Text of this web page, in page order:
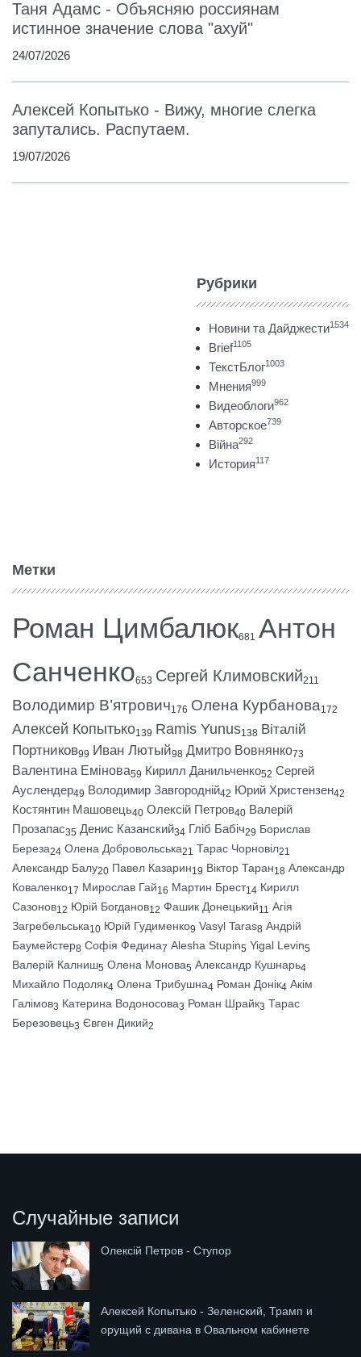
Таня Адамс - Объясняю россиянам
истинное значение слова "ахуй"
24/07/2026
Алексей Копытько - Вижу, многие слегка
запутались. Распутаем.
19/07/2026
Рубрики
Новини та Дайджести1534
Brief1105
ТекстБлог1003
Мнения999
Видеоблоги962
Авторское739
Війна292
История117
Метки
Роман Цимбалюк681 Антон
Санченко653 Сергей Климовский211
Володимир В’ятрович176 Олена Курбанова172
Алексей Копытько139 Ramis Yunus138 Віталій
Портников99 Иван Лютый98 Дмитро Вовнянко73
Валентина Емінова59 Кирилл Данильченко52 Сергей
Ауслендер49 Володимир Завгородній42 Юрий Христензен42
Костянтин Машовець40 Олексій Петров40 Валерій
Прозапас35 Денис Казанский34 Гліб Бабіч29 Борислав
Береза24 Олена Добровольська21 Тарас Чорновіл21
Александр Балу20 Павел Казарин19 Віктор Таран18 Александр
Коваленко17 Мирослав Гай16 Мартин Брест14 Кирилл
Сазонов12 Юрій Богданов12 Фашик Донецький11 Агія
Загребельська10 Юрій Гудименко9 Vasyl Taras8 Андрій
Баумейстер8 Софія Федина7 Alesha Stupin5 Yigal Levin5
Валерій Калниш5 Олена Монова5 Александр Кушнарь4
Михайло Подоляк4 Олена Трибушна4 Роман Донік4 Акім
Галімов3 Катерина Водоносова3 Роман Шрайк3 Тарас
Березовець3 Євген Дикий2
Случайные записи
Олексій Петров - Ступор
Алексей Копытько - Зеленский, Трамп и
орущий с дивана в Овальном кабинете